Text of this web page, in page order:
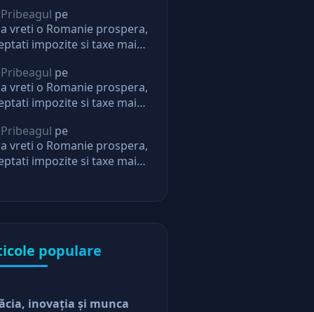
pe
vreti o Romanie prospera,
impozite si taxe mai
de la stat
pe
vreti o Romanie prospera,
impozite si taxe mai
de la stat
pe
vreti o Romanie prospera,
impozite si taxe mai
populare
inovaţia şi munca